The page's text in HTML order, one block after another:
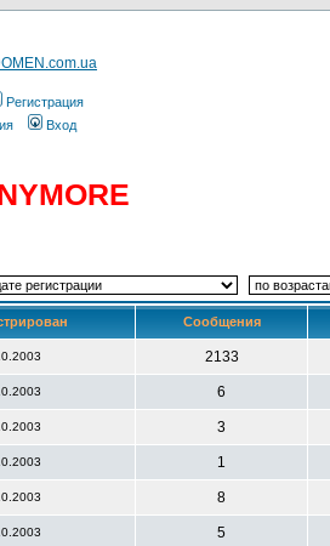
Регистрация
Вход
Сообщения
2133
6
3
1
8
5